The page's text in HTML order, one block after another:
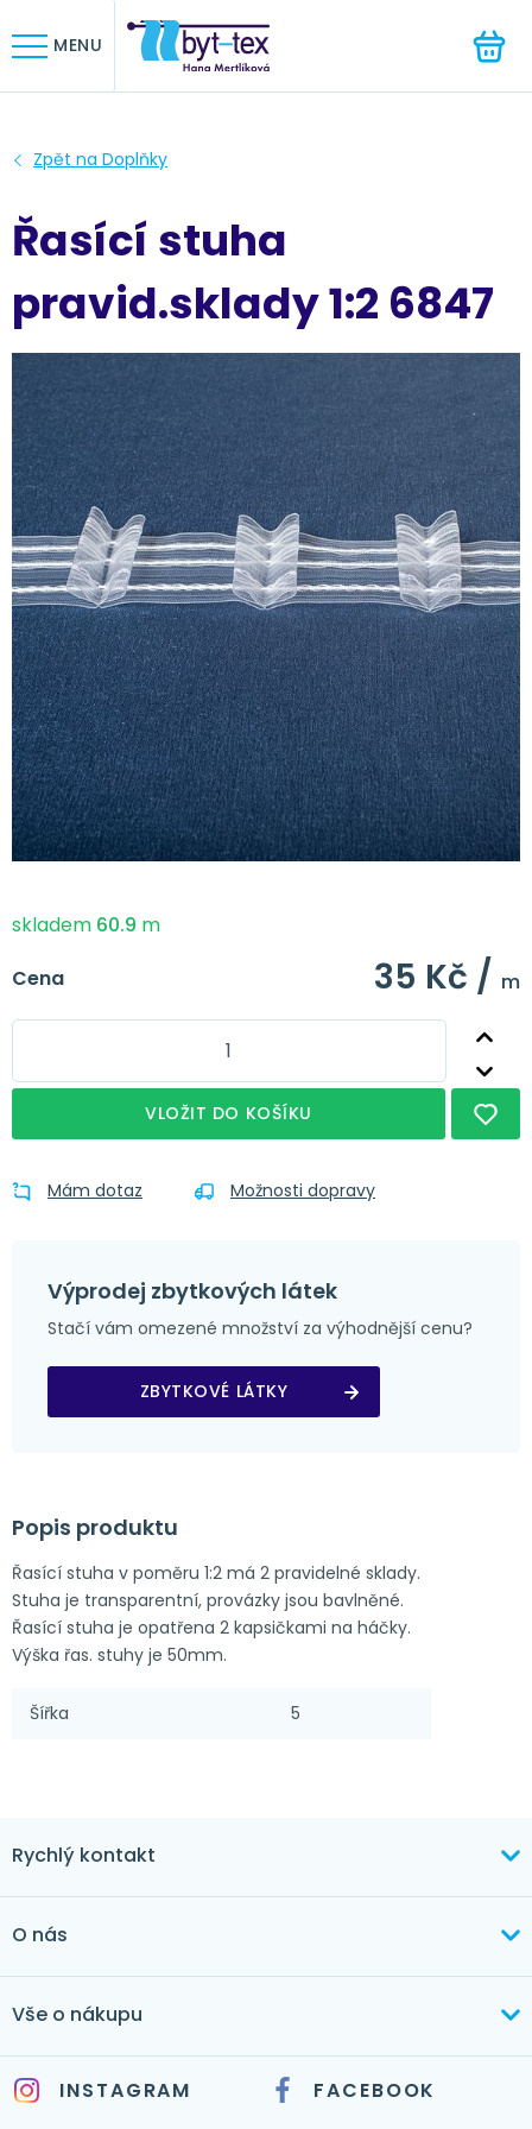
MENU
Řasící stuha
pravid.sklady 1:2 6847
skladem 60.9 m
Cena
35 Kč / m
VLOŽIT DO KOŠÍKU
Mám dotaz Možnosti dopravy
Výprodej zbytkových látek
Stačí vám omezené množství za výhodnější cenu?
ZBYTKOVÉ LÁTKY
Popis produktu
Řasící stuha v poměru 1:2 má 2 pravidelné sklady.
Stuha je transparentní, provázky jsou bavlněné.
Řasící stuha je opatřena 2 kapsičkami na háčky.
Výška řas. stuhy je 50mm.
Šířka 5
Rychlý kontakt
info@byt-tex.cz
O nás
Služby
Vše o nákupu
INSTAGRAM FACEBOOK